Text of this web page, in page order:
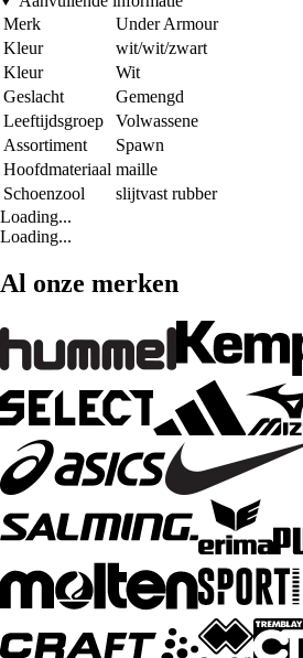
Merk
Under Armour
Kleur
wit/wit/zwart
Kleur
Wit
Geslacht
Gemengd
Leeftijdsgroep
Volwassene
Assortiment
Spawn
Hoofdmateriaal maille
Schoenzool
slijtvast rubber
Loading...
Loading...
Al onze merken